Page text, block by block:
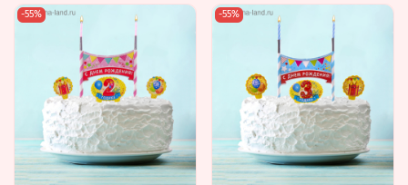
-55% -55%